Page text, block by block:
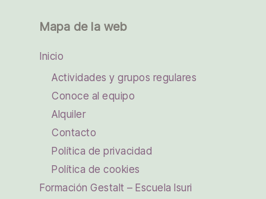
Mapa de la web
Inicio
Actividades y grupos regulares
Conoce al equipo
Alquiler
Contacto
Política de privacidad
Política de cookies
Formación Gestalt – Escuela Isuri